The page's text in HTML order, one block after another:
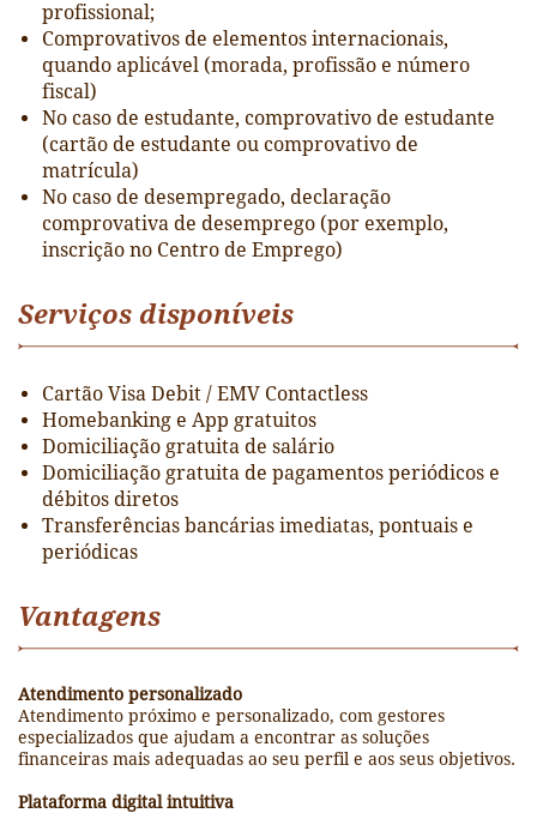
profissional;
Comprovativos de elementos internacionais,
quando aplicável (morada, profissão e número
fiscal)
No caso de estudante, comprovativo de estudante
(cartão de estudante ou comprovativo de
matrícula)
No caso de desempregado, declaração
comprovativa de desemprego (por exemplo,
inscrição no Centro de Emprego)
Serviços disponíveis
Cartão Visa Debit / EMV Contactless
Homebanking e App gratuitos
Domiciliação gratuita de salário
Domiciliação gratuita de pagamentos periódicos e
débitos diretos
Transferências bancárias imediatas, pontuais e
periódicas
Vantagens
Atendimento personalizado
Atendimento próximo e personalizado, com gestores
especializados que ajudam a encontrar as soluções
financeiras mais adequadas ao seu perfil e aos seus objetivos.
Plataforma digital intuitiva